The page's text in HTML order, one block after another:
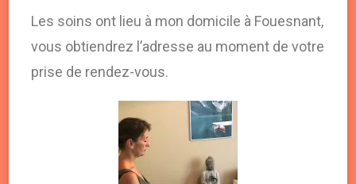
Les soins ont lieu à mon domicile à Fouesnant,
vous obtiendrez l’adresse au moment de votre
prise de rendez-vous.